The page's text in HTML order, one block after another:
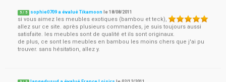
5 / 5 sophie0709 a évalué Tikamoon le18/08/2011
si vous aimez les meubles exotiques (bambou et teck),
allez sur ce site. après plusieurs commandes, je suis toujours aussi
satisfaite. les meubles sont de qualité et ils sont originaux.
de plus, ce sont les meubles en bambou les moins chers que j'ai pu
trouver. sans hésitation, allez y.